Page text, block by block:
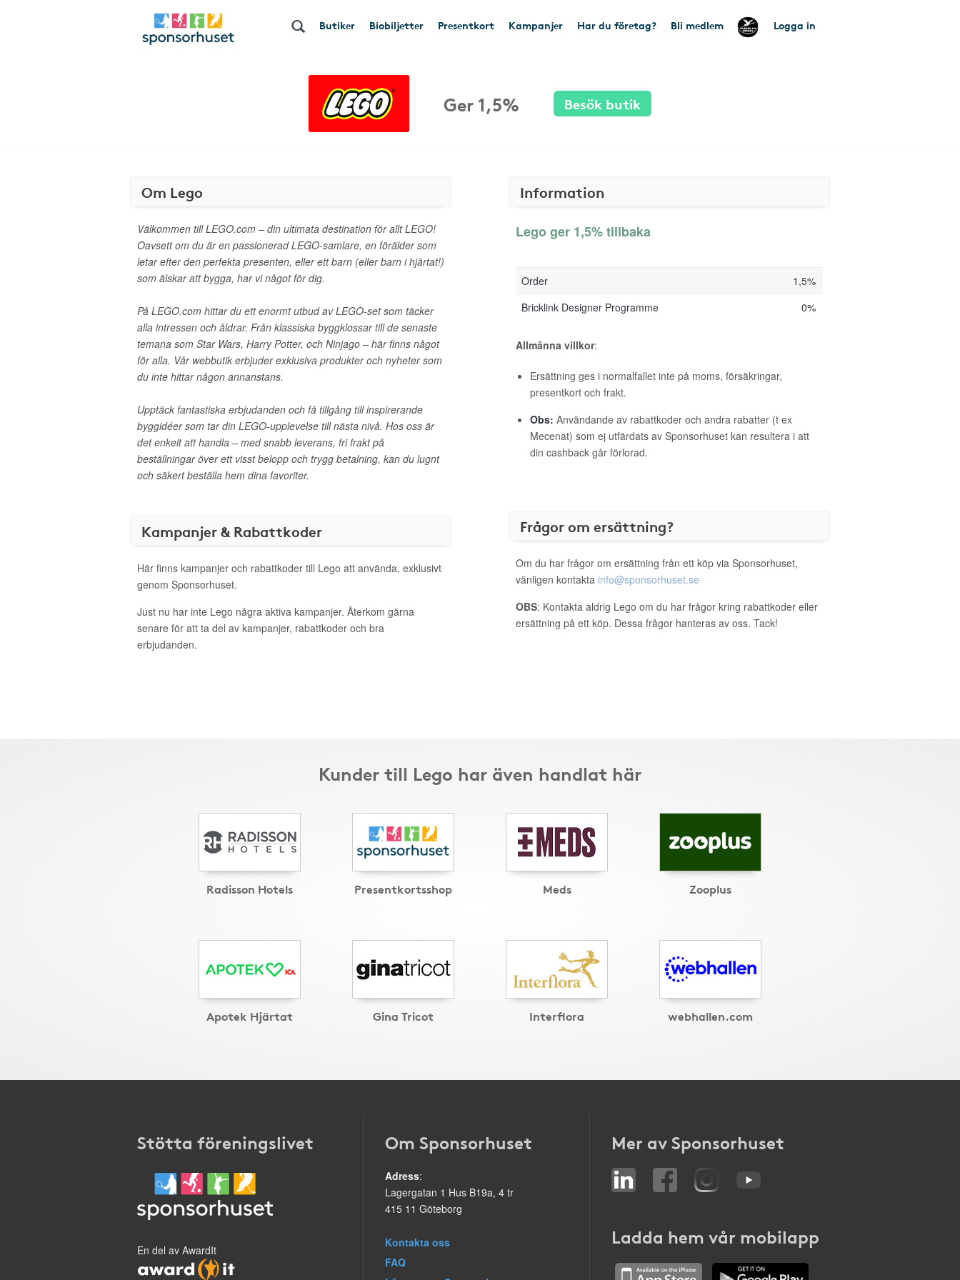
Butiker Biobiljetter Presentkort Kampanjer Har du företag? Bli medlem Logga in
Ger 1,5% Besök butik
Om Lego
Välkommen till LEGO.com – din ultimata destination för allt LEGO!
Oavsett om du är en passionerad LEGO-samlare, en förälder som
letar efter den perfekta presenten, eller ett barn (eller barn i hjärtat!)
som älskar att bygga, har vi något för dig.
På LEGO.com hittar du ett enormt utbud av LEGO-set som täcker
alla intressen och åldrar. Från klassiska byggklossar till de senaste
temana som Star Wars, Harry Potter, och Ninjago – här finns något
för alla. Vår webbutik erbjuder exklusiva produkter och nyheter som
du inte hittar någon annanstans.
Upptäck fantastiska erbjudanden och få tillgång till inspirerande
byggidéer som tar din LEGO-upplevelse till nästa nivå. Hos oss är
det enkelt att handla – med snabb leverans, fri frakt på
beställningar över ett visst belopp och trygg betalning, kan du lugnt
och säkert beställa hem dina favoriter.
Kampanjer & Rabattkoder
Här finns kampanjer och rabattkoder till Lego att använda, exklusivt
genom Sponsorhuset.
Just nu har inte Lego några aktiva kampanjer. Återkom gärna
senare för att ta del av kampanjer, rabattkoder och bra
erbjudanden.
Information
Lego ger 1,5% tillbaka
Order
1,5%
Bricklink Designer Programme
0%
Allmänna villkor:
Ersättning ges i normalfallet inte på moms, försäkringar,
presentkort och frakt.
Obs: Användande av rabattkoder och andra rabatter (t ex
Mecenat) som ej utfärdats av Sponsorhuset kan resultera i att
din cashback går förlorad.
Frågor om ersättning?
Om du har frågor om ersättning från ett köp via Sponsorhuset,
vänligen kontakta info@sponsorhuset.se
OBS: Kontakta aldrig Lego om du har frågor kring rabattkoder eller
ersättning på ett köp. Dessa frågor hanteras av oss. Tack!
Kunder till Lego har även handlat här
Radisson Hotels Presentkortsshop Meds Zooplus
Apotek Hjärtat Gina Tricot Interflora webhallen.com
Stötta föreningslivet
En del av AwardIt
Om Sponsorhuset
Adress:
Lagergatan 1 Hus B19a, 4 tr
415 11 Göteborg
Kontakta oss
FAQ
Mer av Sponsorhuset
Ladda hem vår mobilapp